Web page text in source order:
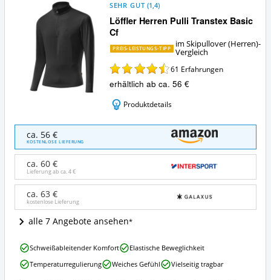
Skipullover
(Herren)?
Löffler Herren Pulli Transtex Basic
Cf
SEHR GUT (1,4)
PREIS-LEISTUNGS-TIPP
im Skipullover (Herren)-
Vergleich
61 Erfahrungen
erhältlich ab ca. 56 €
Produktdetails
Löffler
Herren
Pulli
Transtex
Basic
Cf
Angebote:
ist
dieser
(Herren)
erhältlich?
ca. 56 €
KOSTENLOSE LIEFERUNG
ca. 60 €
Lieferung ab ca.4 €
ca. 63 €
kostenlose Lieferung
alle 7 Angebote ansehen
Löffler
Herren
Pulli
Schweißableitender Komfort
Elastische Beweglichkeit
Temperaturregulierung
Weiches Gefühl Vielseitig tragbar